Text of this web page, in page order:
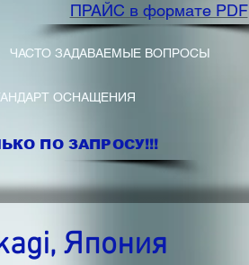
ПРАЙС в формате PDF
ЧАСТО ЗАДАВАЕМЫЕ ВОПРОСЫ
ОСНАЩЕНИЯ
ПО ЗАПРОСУ!!!
Япония